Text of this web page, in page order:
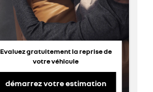
Evaluez gratuitement la reprise de
votre véhicule
démarrez votre estimation